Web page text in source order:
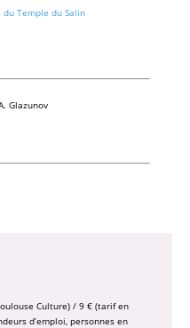
du Temple du Salin
Glazunov
Culture) / 9 € (tarif en
d’emploi, personnes en